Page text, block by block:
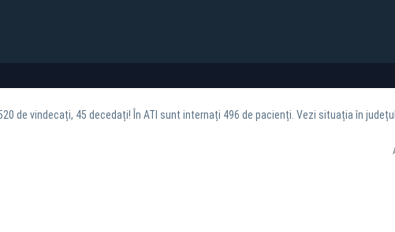
de vindecați, 45 decedați! În ATI sunt internați 496 de pacienți. Vezi situația în